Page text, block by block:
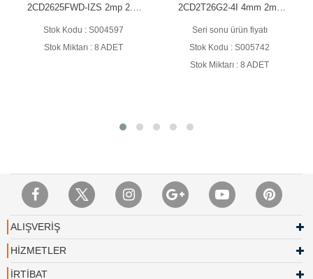
2CD2625FWD-IZS 2mp 2.8-
Kamera
Stok Kodu : S004597
Stok Miktarı : 8 ADET
2CD2T26G2-4I 4mm 2mp
Seri sonu ürün fiyatı
Stok Kodu : S005742
Stok Miktarı : 8 ADET
ALIŞVERİŞ
HİZMETLER
İRTİBAT